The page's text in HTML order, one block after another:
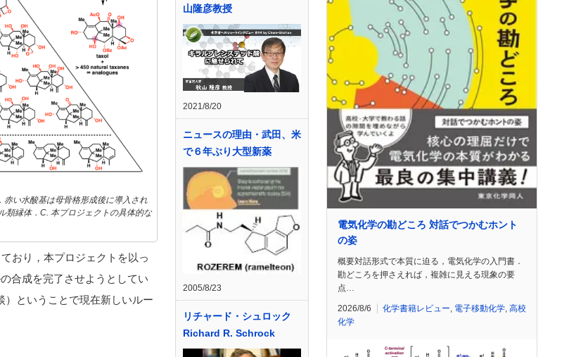
い水酸基は母骨格形成後に導入され
類縁体．C. 本プロジェクトの具体的な
おり，本プロジェクトを以っ
合成を完了させようとしてい
）ということで現在新しいルー
山隆彦教授
2021/8/20
ニュースの理由・武田、米
で６年ぶり大型新薬
2005/8/23
リチャード・シュロック
Richard R. Schrock
電気化学の勘どころ 対話でつかむホント
の姿
概要対話形式で本質に迫る，電気化学の入門書．
勘どころを押さえれば，複雑に見える現象の要
点…
2026/8/6 化学書籍レビュー 電子移動化学 高校
化学